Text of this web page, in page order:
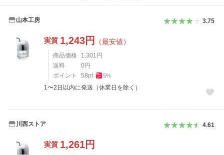
山本工房 3.75
実質 1,243円 （最安値）
商品価格 1,301 円
送料
0 円
ポイント
58pt 5%
1〜2日以内に発送（休業日を除く）
川西ストア 4.61
実質 1,261円